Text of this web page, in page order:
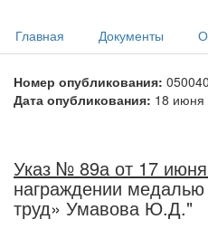
Главная Документы
Номер опубликования:
Дата опубликования: 18 июня
Указ № 89а от 17 июня
награждении
труд» Умавова Ю.Д."